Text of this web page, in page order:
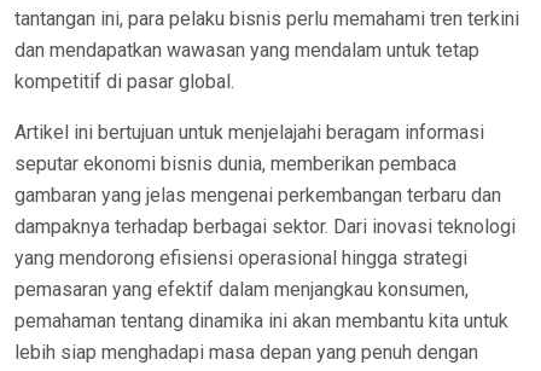
tantangan ini, para pelaku bisnis perlu memahami tren terkini
dan mendapatkan wawasan yang mendalam untuk tetap
kompetitif di pasar global.
Artikel ini bertujuan untuk menjelajahi beragam informasi
seputar ekonomi bisnis dunia, memberikan pembaca
gambaran yang jelas mengenai perkembangan terbaru dan
dampaknya terhadap berbagai sektor. Dari inovasi teknologi
yang mendorong efisiensi operasional hingga strategi
pemasaran yang efektif dalam menjangkau konsumen,
pemahaman tentang dinamika ini akan membantu kita untuk
lebih siap menghadapi masa depan yang penuh dengan